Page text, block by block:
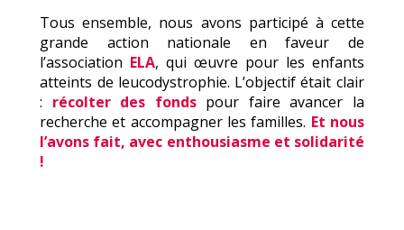
Tous ensemble, nous avons participé à cette
grande action nationale en faveur de
l’association ELA, qui œuvre pour les enfants
atteints de leucodystrophie. L’objectif était clair
: récolter des fondspour faire avancer la
recherche et accompagner les familles. Et nous
l’avons fait, avec enthousiasme et solidarité
!